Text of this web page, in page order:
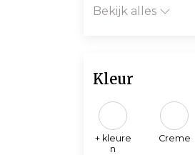
Bekijk alles
Kleur
+ kleure
n
Creme